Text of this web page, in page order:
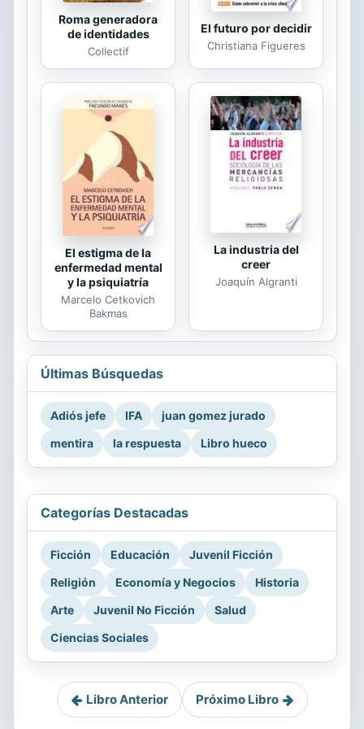
Roma generadora
de identidades
Collectif
El futuro por decidir
Christiana Figueres
El estigma de la
enfermedad mental
y la psiquiatría
Marcelo Cetkovich
Bakmas
La industria del
creer
Joaquín Algranti
Últimas Búsquedas
Adiós jefe IFA
juan gomez jurado
mentira
la respuesta Libro hueco
Categorías Destacadas
Ficción Educación
Juvenil Ficción
Religión
Economía y Negocios
Historia
Arte
Juvenil No Ficción
Salud
Ciencias Sociales
Libro Anterior Próximo Libro